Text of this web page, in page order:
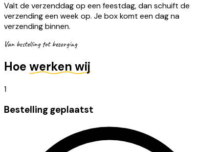
Valt de verzenddag op een feestdag, dan schuift de
verzending een week op. Je box komt een dag na
verzending binnen.
Van bestelling tot bezorging
Hoe werken wij
1
Bestelling geplaatst